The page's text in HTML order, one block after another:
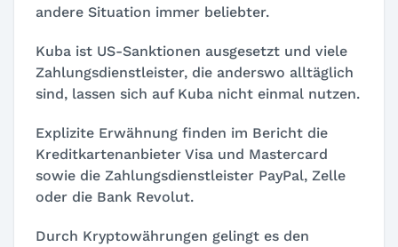
andere Situation immer beliebter.
Kuba ist US-Sanktionen ausgesetzt und viele
Zahlungsdienstleister, die anderswo alltäglich
sind, lassen sich auf Kuba nicht einmal nutzen.
Explizite Erwähnung finden im Bericht die
Kreditkartenanbieter Visa und Mastercard
sowie die Zahlungsdienstleister PayPal, Zelle
oder die Bank Revolut.
Durch Kryptowährungen gelingt es den